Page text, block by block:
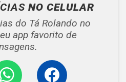
NO CELULAR
do Tá Rolando no
app favorito de